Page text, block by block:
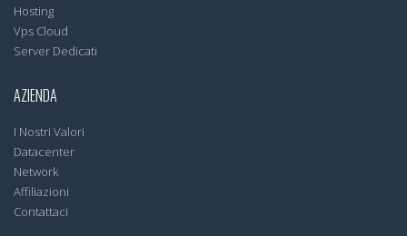
Hosting
Vps Cloud
Server Dedicati
AZIENDA
I Nostri Valori
Datacenter
Network
Affiliazioni
Contattaci